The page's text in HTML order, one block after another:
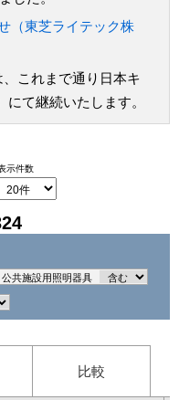
（東芝ライテック株
これまで通り日本キ
て継続いたします。
示件数
公共施設用照明器具
比較